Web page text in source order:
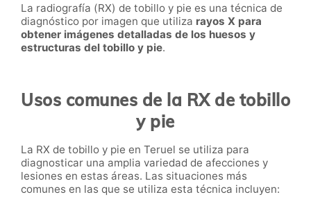
La radiografía (RX) de tobillo y pie es una técnica de
diagnóstico por imagen que utiliza rayos X para
obtener imágenes detalladas de los huesos y
estructuras del tobillo y pie.
Usos comunes de la RX de tobillo
y pie
La RX de tobillo y pie en Teruel se utiliza para
diagnosticar una amplia variedad de afecciones y
lesiones en estas áreas. Las situaciones más
comunes en las que se utiliza esta técnica incluyen: